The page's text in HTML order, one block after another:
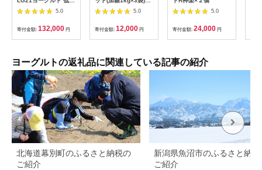
肪 24個 112g×24個
×12回 合計288個
LG21 ヨーグルト プ
ロビオヨーグルト 乳
製品 乳酸菌 カロリー
5.0
寄付金額: 132,000 円
ヨーグルト 乳製品 高
評価 人気 美味しい
【1245865】
5.0
寄付金額: 12,000 円
5.0
寄付金額: 24,000 円
ヨーグルトの返礼品に関連している記事の紹介
北海道幕別町のふるさと納税の
ご紹介
新潟県魚沼市のふるさと納税
ご紹介